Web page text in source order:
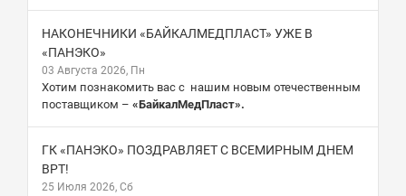
НАКОНЕЧНИКИ «БАЙКАЛМЕДПЛАСТ» УЖЕ В
«ПАНЭКО»
03 Августа 2026, Пн
Хотим познакомить вас с нашим новым отечественным
поставщиком – «БайкалМедПласт».
ГК «ПАНЭКО» ПОЗДРАВЛЯЕТ С ВСЕМИРНЫМ ДНЕМ
ВРТ!
25 Июля 2026, Сб